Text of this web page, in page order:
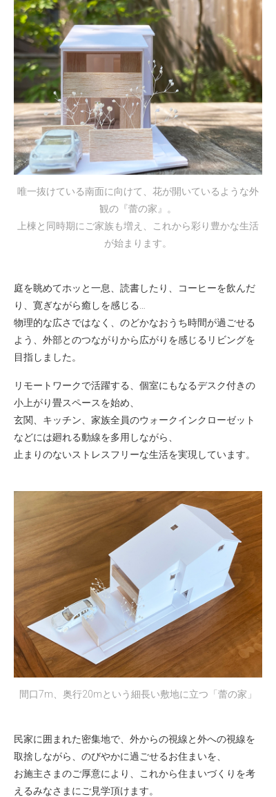
唯一抜けている南面に向けて、花が開いているような外
観の『蕾の家』。
上棟と同時期にご家族も増え、これから彩り豊かな生活
が始まります。
庭を眺めてホッと一息、読書したり、コーヒーを飲んだ
り、寛ぎながら癒しを感じる…
物理的な広さではなく、のどかなおうち時間が過ごせる
よう、外部とのつながりから広がりを感じるリビングを
目指しました。
リモートワークで活躍する、個室にもなるデスク付きの
小上がり畳スペースを始め、
玄関、キッチン、家族全員のウォークインクローゼット
などには廻れる動線を多用しながら、
止まりのないストレスフリーな生活を実現しています。
間口7m、奥行20mという細長い敷地に立つ「蕾の家」
民家に囲まれた密集地で、外からの視線と外への視線を
取捨しながら、のびやかに過ごせるお住まいを、
お施主さまのご厚意により、これから住まいづくりを考
えるみなさまにご見学頂けます。